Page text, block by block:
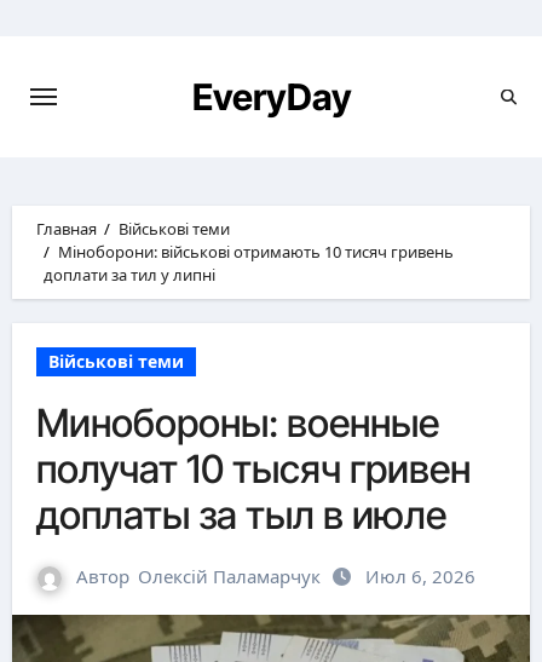
EveryDay
Главная
Військові теми
Міноборони: військові отримають 10 тисяч гривень
доплати за тил у липні
Військові теми
Минобороны: военные
получат 10 тысяч гривен
доплаты за тыл в июле
Автор Олексій Паламарчук Июл 6, 2026